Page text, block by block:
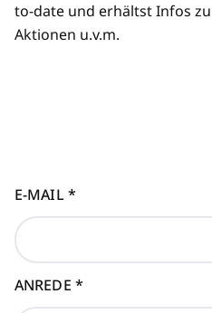
to-date und erhältst Infos
Aktionen u.v.m.
E-MAIL*
ANREDE *